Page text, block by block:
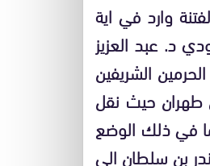
وارد في اية
د. عبد العزيز
الشريفين
طهران حيث نقل
في ذلك الوضع
بن سلطان الى